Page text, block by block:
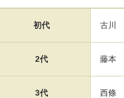
初代 古川
2代 藤本
3代 西條